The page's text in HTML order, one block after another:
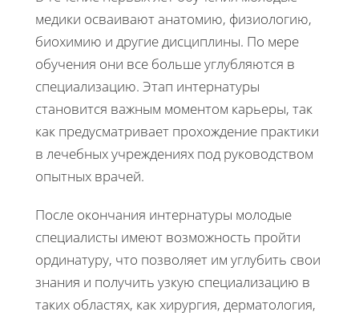
медики осваивают анатомию, физиологию,
биохимию и другие дисциплины. По мере
обучения они все больше углубляются в
специализацию. Этап интернатуры
становится важным моментом карьеры, так
как предусматривает прохождение практики
в лечебных учреждениях под руководством
опытных врачей.
После окончания интернатуры молодые
специалисты имеют возможность пройти
ординатуру, что позволяет им углубить свои
знания и получить узкую специализацию в
таких областях, как хирургия, дерматология,